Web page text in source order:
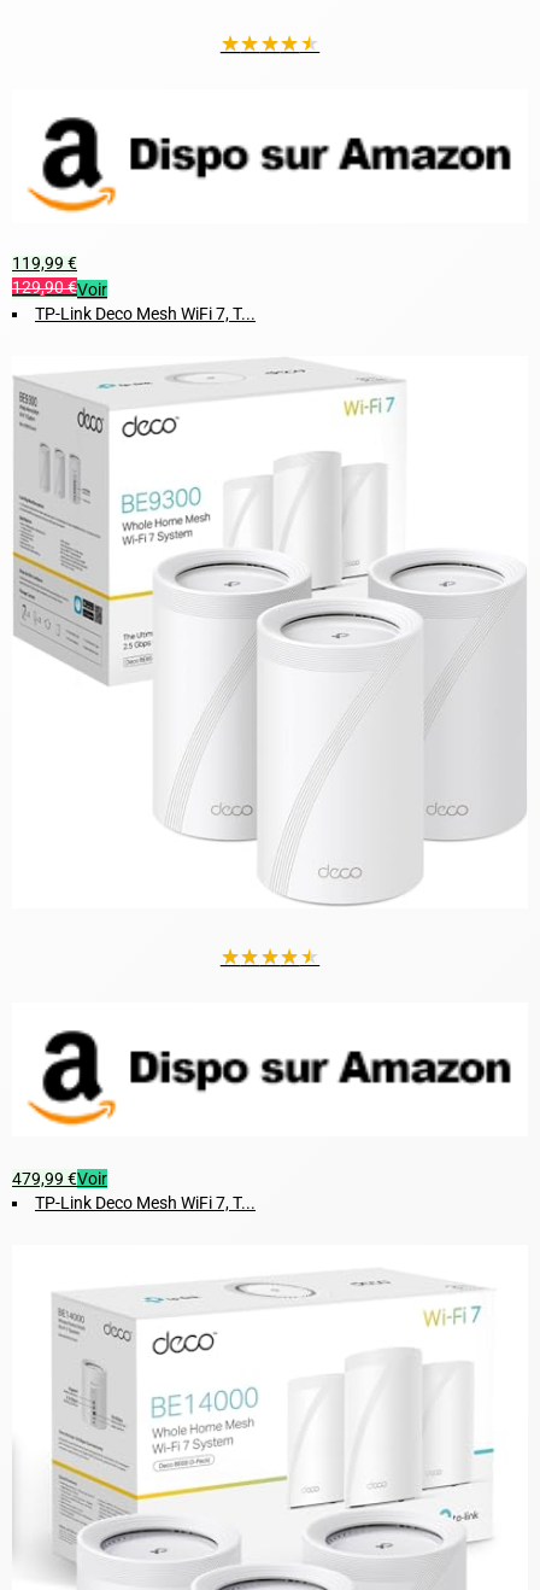
★★★★★
119,99 €
129,90 €Voir
TP-Link Deco Mesh WiFi 7, T...
★★★★★
479,99 €Voir
TP-Link Deco Mesh WiFi 7, T...